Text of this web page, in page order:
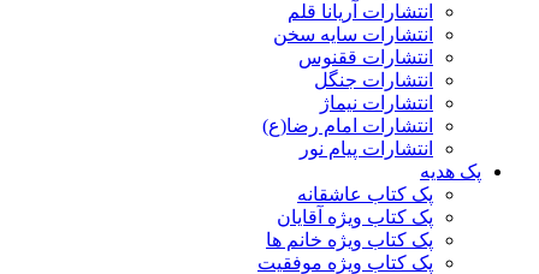
انتشارات آریانا قلم
انتشارات سایه سخن
انتشارات ققنوس
انتشارات جنگل
انتشارات نیماژ
انتشارات امام رضا(ع)
انتشارات پیام نور
پک هدیه
پک کتاب عاشقانه
پک کتاب ویژه آقایان
پک کتاب ویژه خانم ها
پک کتاب ویژه موفقیت